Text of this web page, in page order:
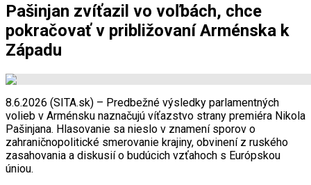
Pašinjan zvíťazil vo voľbách, chce
pokračovať v približovaní Arménska k
Západu
8.6.2026 (SITA.sk) – Predbežné výsledky parlamentných
volieb v Arménsku naznačujú víťazstvo strany premiéra Nikola
Pašinjana. Hlasovanie sa nieslo v znamení sporov o
zahraničnopolitické smerovanie krajiny, obvinení z ruského
zasahovania a diskusií o budúcich vzťahoch s Európskou
úniou.